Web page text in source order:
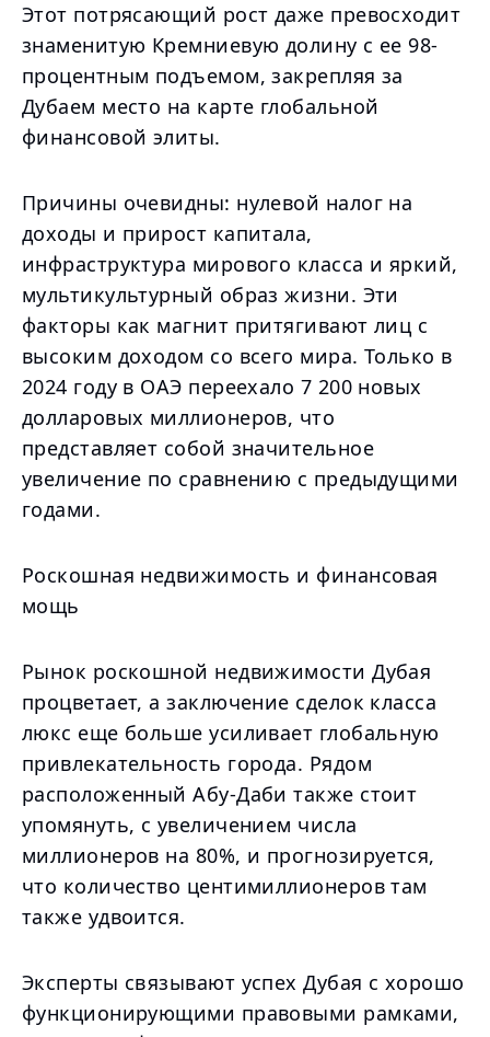
Этот потрясающий рост даже превосходит
знаменитую Кремниевую долину с ее 98-
процентным подъемом, закрепляя за
Дубаем место на карте глобальной
финансовой элиты.
Причины очевидны: нулевой налог на
доходы и прирост капитала,
инфраструктура мирового класса и яркий,
мультикультурный образ жизни. Эти
факторы как магнит притягивают лиц с
высоким доходом со всего мира. Только в
2024 году в ОАЭ переехало 7 200 новых
долларовых миллионеров, что
представляет собой значительное
увеличение по сравнению с предыдущими
годами.
Роскошная недвижимость и финансовая
мощь
Рынок роскошной недвижимости Дубая
процветает, а заключение сделок класса
люкс еще больше усиливает глобальную
привлекательность города. Рядом
расположенный Абу-Даби также стоит
упомянуть, с увеличением числа
миллионеров на 80%, и прогнозируется,
что количество центимиллионеров там
также удвоится.
Эксперты связывают успех Дубая с хорошо
функционирующими правовыми рамками,